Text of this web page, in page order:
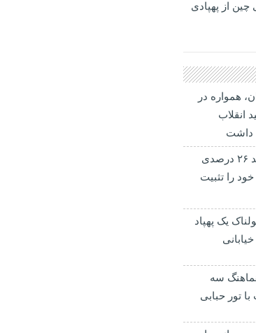
چین از پهپادی
همواره در
انقلاب
داشت
«کچاد» با رشد ۲۶ درصدی
خود را تثبیت
یک پهپاد
سه
تور حبابی